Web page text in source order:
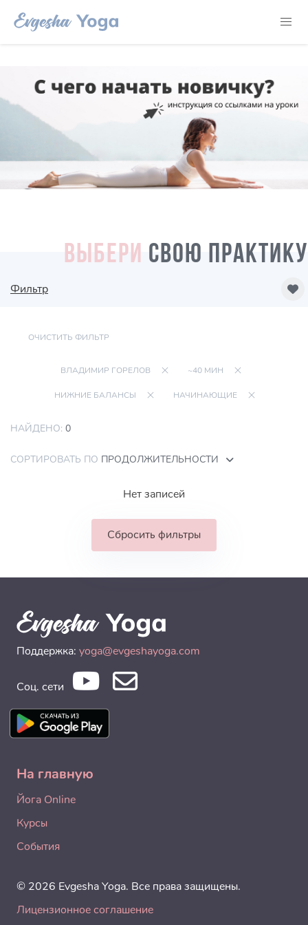
ВЫБЕРИ СВОЮ ПРАКТИКУ
Фильтр
ОЧИСТИТЬ ФИЛЬТР
ВЛАДИМИР ГОРЕЛОВ ~40 МИН
НИЖНИЕ БАЛАНСЫ НАЧИНАЮЩИЕ
НАЙДЕНО: 0
СОРТИРОВАТЬ ПО ПРОДОЛЖИТЕЛЬНОСТИ
Нет записей
Сбросить фильтры
Поддержка: yoga@evgeshayoga.com
Соц. сети
На главную
Йога Online
Курсы
События
© 2026 Evgesha Yoga. Все права защищены.
Лицензионное соглашение